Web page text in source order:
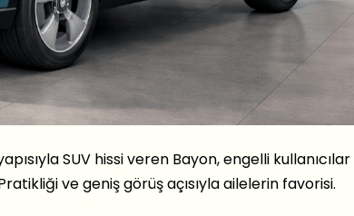
SUV hissi veren Bayon, engelli kullanıcılar
ve geniş görüş açısıyla ailelerin favorisi.